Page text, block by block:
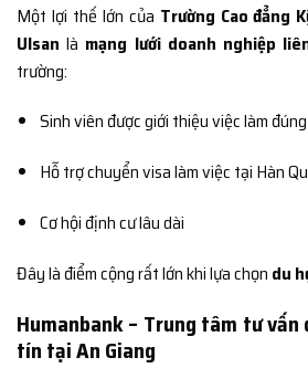
Một lợi thế lớn của Trường Cao đẳng
Ulsan là mạng lưới doanh nghiệp
trường:
Sinh viên được giới thiệu việc làm
Hỗ trợ chuyển visa làm việc tại Hàn
Cơ hội định cư lâu dài
Đây là điểm cộng rất lớn khi lựa chọn du
Humanbank – Trung tâm tư vấn
tín tại An Giang